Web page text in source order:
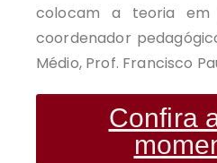
colocam a teoria em
coordenador
Médio, Prof. Francisco
Confira